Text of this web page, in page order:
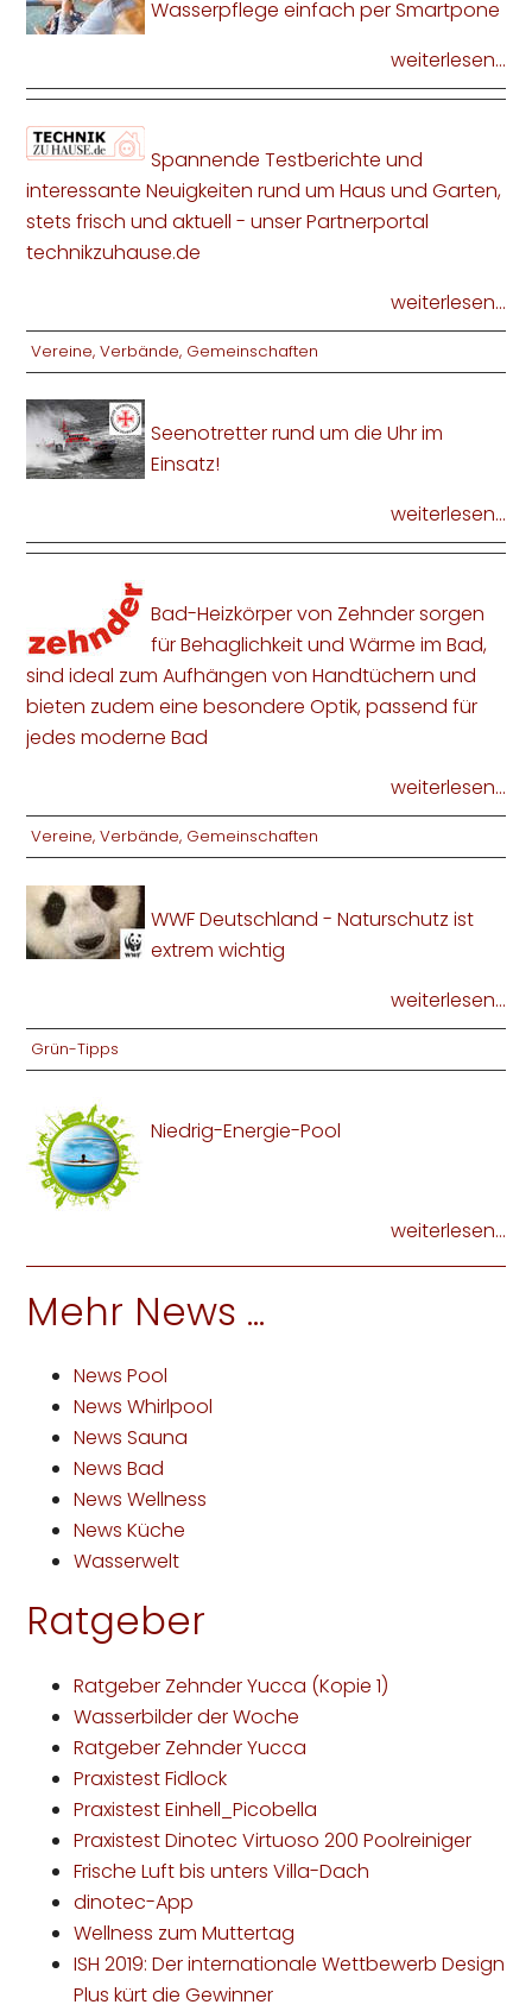
Wasserpflege einfach per Smartpone
weiterlesen...
Spannende Testberichte und
interessante Neuigkeiten rund um Haus und Garten,
stets frisch und aktuell - unser Partnerportal
technikzuhause.de
weiterlesen...
Vereine, Verbände, Gemeinschaften
Seenotretter rund um die Uhr im
Einsatz!
weiterlesen...
Bad-Heizkörper von Zehnder sorgen
für Behaglichkeit und Wärme im Bad,
sind ideal zum Aufhängen von Handtüchern und
bieten zudem eine besondere Optik, passend für
jedes moderne Bad
weiterlesen...
Vereine, Verbände, Gemeinschaften
WWF Deutschland - Naturschutz ist
extrem wichtig
weiterlesen...
Grün-Tipps
Niedrig-Energie-Pool
weiterlesen...
Mehr News ...
News Pool
News Whirlpool
News Sauna
News Bad
News Wellness
News Küche
Wasserwelt
Ratgeber
Ratgeber Zehnder Yucca (Kopie 1)
Wasserbilder der Woche
Ratgeber Zehnder Yucca
Praxistest Fidlock
Praxistest Einhell_Picobella
Praxistest Dinotec Virtuoso 200 Poolreiniger
Frische Luft bis unters Villa-Dach
dinotec-App
Wellness zum Muttertag
ISH 2019: Der internationale Wettbewerb Design
Plus kürt die Gewinner